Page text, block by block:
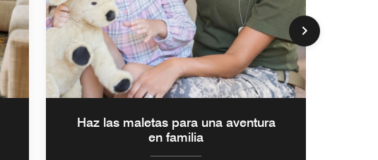
Haz las maletas para una aventura
en familia